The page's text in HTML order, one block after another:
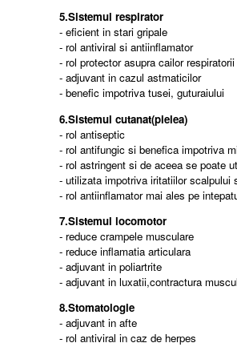
5.Sistemul respirator
- eficient in stari gripale
- rol antiviral si antiinflamator
- rol protector asupra cailor respiratorii
- adjuvant in cazul astmaticilor
- benefic impotriva tusei, guturaiului
6.Sistemul cutanat(pielea)
- rol antiseptic
- rol antifungic si benefica impotriva
- rol astringent si de aceea se poate
- utilizata impotriva iritatiilor scalpului
- rol antiinflamator mai ales pe
7.Sistemul locomotor
- reduce crampele musculare
- reduce inflamatia articulara
- adjuvant in poliartrite
- adjuvant in luxatii,contractura
8.Stomatologie
- adjuvant in afte
- rol antiviral in caz de herpes